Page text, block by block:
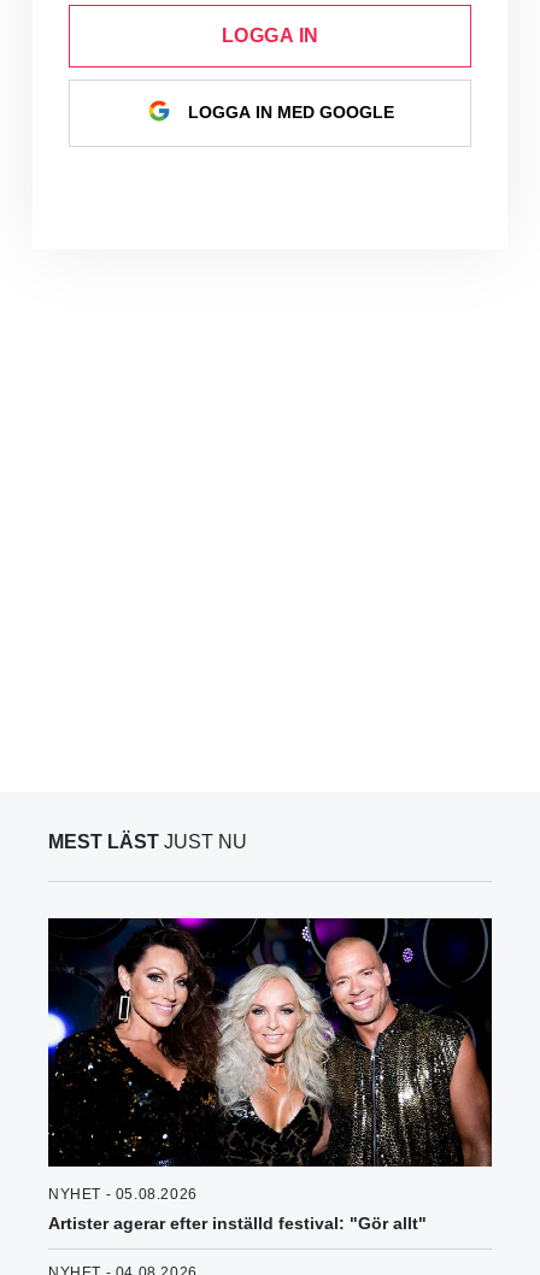
LOGGA IN
LOGGA IN MED GOOGLE
MEST LÄST JUST NU
NYHET - 05.08.2026
Artister agerar efter inställd festival: "Gör allt"